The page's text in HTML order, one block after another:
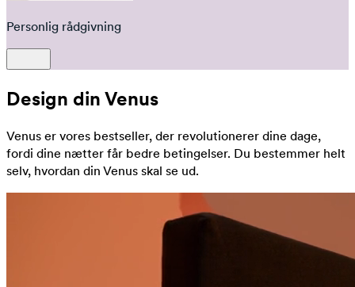
Personlig rådgivning
Design din Venus
Venus er vores bestseller, der revolutionerer dine dage,
fordi dine nætter får bedre betingelser. Du bestemmer helt
selv, hvordan din Venus skal se ud.